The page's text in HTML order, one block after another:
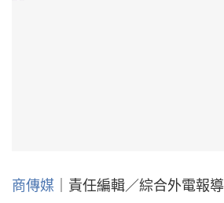
商傳媒 ｜責任編輯／綜合外電報導